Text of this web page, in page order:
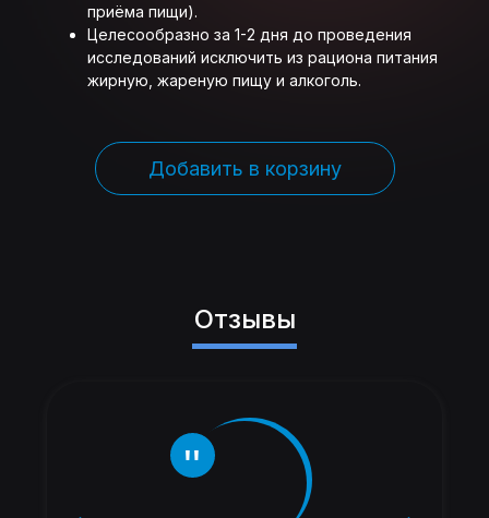
приёма пищи).
Целесообразно за 1-2 дня до проведения
исследований исключить из рациона питания
жирную, жареную пищу и алкоголь.
Добавить в корзину
Отзывы